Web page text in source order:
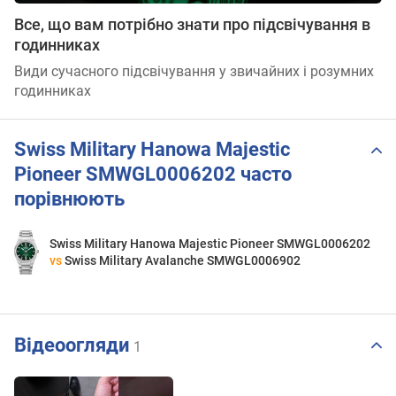
Все, що вам потрібно знати про підсвічування в
годинниках
Види сучасного підсвічування у звичайних і розумних
годинниках
Swiss Military Hanowa Majestic
Pioneer SMWGL0006202 часто
порівнюють
Swiss Military Hanowa Majestic Pioneer SMWGL0006202
vs Swiss Military Avalanche SMWGL0006902
Відеоогляди 1